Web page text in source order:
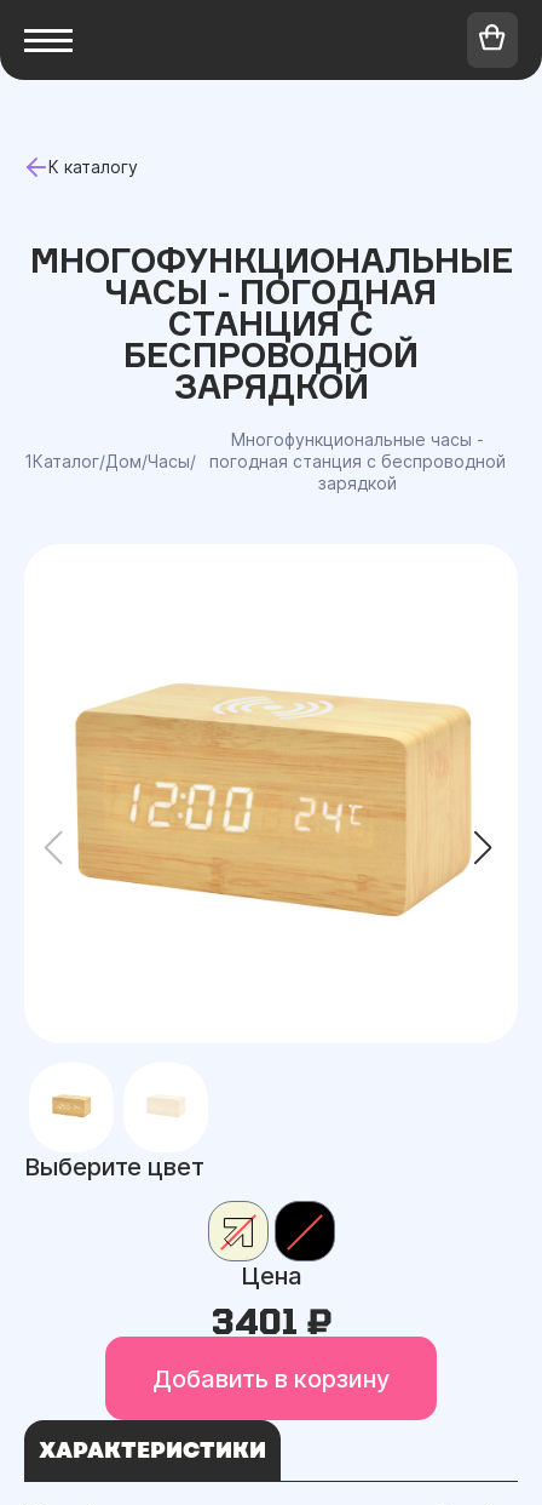
К каталогу
МНОГОФУНКЦИОНАЛЬНЫЕ
ЧАСЫ - ПОГОДНАЯ
СТАНЦИЯ С
БЕСПРОВОДНОЙ
ЗАРЯДКОЙ
1Каталог/Дом/Часы/
Многофункциональные часы -
погодная станция с беспроводной
зарядкой
Выберите цвет
Цена
3401 ₽
Добавить в корзину
ХАРАКТЕРИСТИКИ